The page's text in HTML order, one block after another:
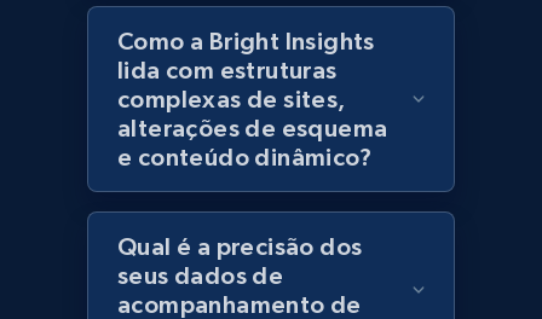
Model number, Gtin ean pn, Product name, and
991+ 162+
Lowes.com - Gather data on products using
specified keywords
URL, Domain, Marketplace pn, Sku, Other pn,
Como a Bright Insights
lida com estruturas
complexas de sites,
alterações de esquema
e conteúdo dinâmico?
Qual é a precisão dos
seus dados de
acompanhamento de